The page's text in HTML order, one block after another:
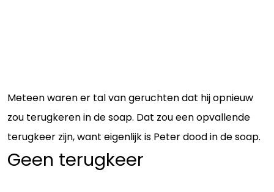
Meteen waren er tal van geruchten dat hij opnieuw
zou terugkeren in de soap. Dat zou een opvallende
terugkeer zijn, want eigenlijk is Peter dood in de soap.
Geen terugkeer